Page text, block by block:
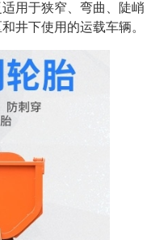
用于狭窄、弯曲、陡峭
井下使用的运载车辆。